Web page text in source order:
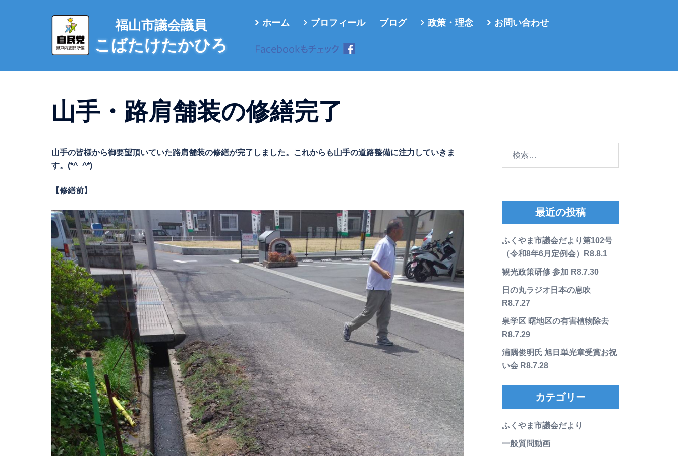
へ
福山市議会議員
こばたけたかひろ
ホーム プロフィール ブログ 政策・理念 お問い合わせ
山手・路肩舗装の修繕完了
山手の皆様から御要望頂いていた路肩舗装の修繕が完了しました。これからも山手の道路整備に注力していきま
す。(*^_^*)
【修繕前】
最近の投稿
ふくやま市議会だより第102号
（令和8年6月定例会）R8.8.1
観光政策研修 参加 R8.7.30
日の丸ラジオ日本の息吹
R8.7.27
泉学区 曙地区の有害植物除去
R8.7.29
浦隅俊明氏 旭日単光章受賞お祝
い会 R8.7.28
カテゴリー
ふくやま市議会だより
一般質問動画